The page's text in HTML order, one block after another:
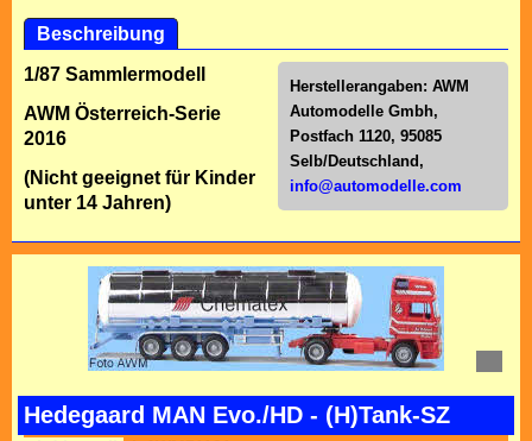
Beschreibung
Herstellerangaben: AWM
Automodelle Gmbh,
Postfach 1120, 95085
Selb/Deutschl and,
info@automodelle.com
1/87 Sammlermodell
AWM Österreich-Serie
2016
(Nicht geeignet für Kinder
unter 14 Jahren)
Hedegaard MAN Evo./HD - (H)Tank-SZ